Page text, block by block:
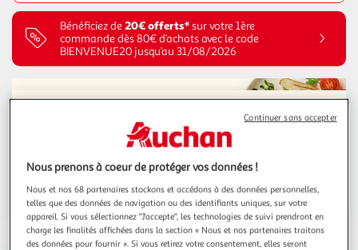
Bénéficiez de20€ offerts*sur votre 1ère
commande dès 80€ d’achats avec le code
BIENVENUE20 jusqu’au 31/08/2026
Les Halles d'été
Voir la sélection
Nous prenons à coeur de protéger vos données !
Nous et nos 68 partenaires stockons et accédons à des données personnelles,
telles que des données de navigation ou des identifiants uniques, sur votre
appareil. Si vous sélectionnez "J'accepte", les technologies de suivi prendront en
charge les finalités affichées dans la section « Nous et nos partenaires traitons
des données pour fournir ». Si vous retirez votre consentement, elles seront
Continuer sans accepter